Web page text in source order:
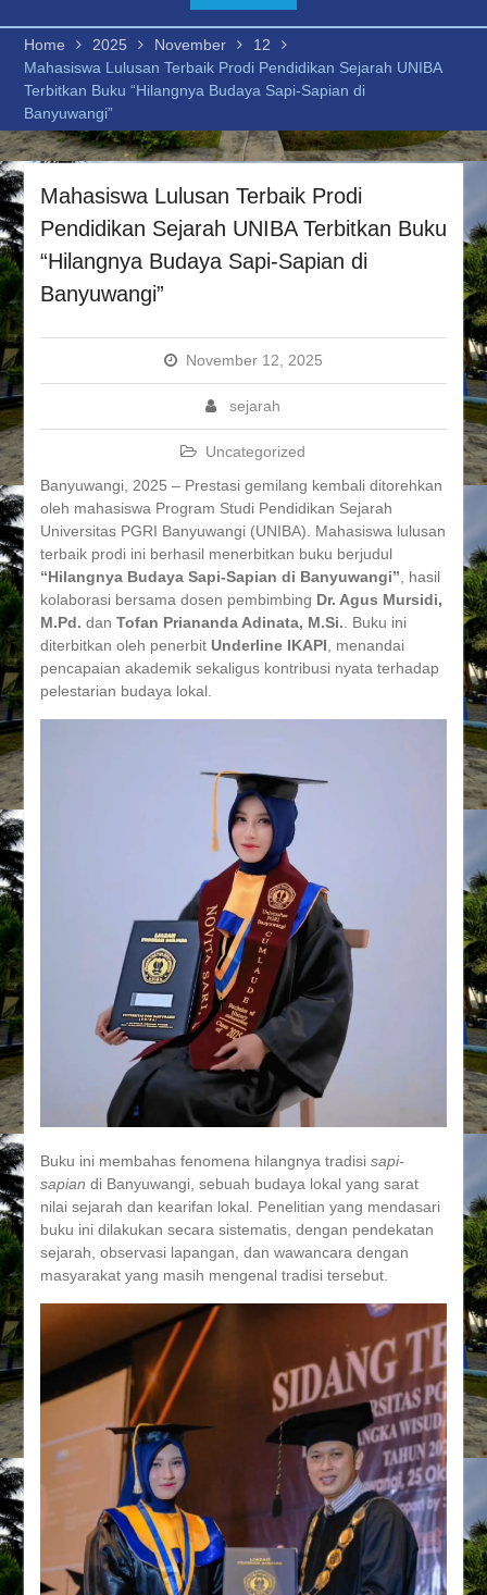
Prodi Pendidikan Sejarah
UNIBA Terbitkan Buku
“Hilangnya Budaya Sapi-
Sapian di Banyuwangi”
Mahasiswa Pendidikan
Sejarah Universitas PGRI
Banyuwangi Ikuti Seminar
UP Your Identity”Character
Building
Prestasi Gemilang:
Mahasiswa Pendidikan
Sejarah Raih IPK 3,84 dan
Ajak Generasi Muda kuliah
Seminar Kewirausahaan
Kerja Sama Prodi
Jalin Kolaborasi dengan
Bersama
Home 2025 November
12
Mahasiswa Lulusan Terbaik Prodi Pendidikan Sejarah UNIBA
Terbitkan Buku “Hilangnya Budaya Sapi-Sapian di
Banyuwangi”
Mahasiswa Lulusan Terbaik Prodi
Pendidikan Sejarah UNIBA Terbitkan Buku
“Hilangnya Budaya Sapi-Sapian di
Banyuwangi”
November 12, 2025
sejarah
Uncategorized
Banyuwangi, 2025 – Prestasi gemilang kembali ditorehkan
oleh mahasiswa Program Studi Pendidikan Sejarah
Universitas PGRI Banyuwangi (UNIBA). Mahasiswa lulusan
terbaik prodi ini berhasil menerbitkan buku berjudul
“Hilangnya Budaya Sapi-Sapian di Banyuwangi” , hasil
kolaborasi bersama dosen pembimbing Dr. Agus Mursidi,
M.Pd. dan Tofan Priananda Adinata, M.Si. . Buku ini
diterbitkan oleh penerbit Underline IKAPI , menandai
pencapaian akademik sekaligus kontribusi nyata terhadap
pelestarian budaya lokal.
Buku ini membahas fenomena hilangnya tradisi sapi-
sapian di Banyuwangi, sebuah budaya lokal yang sarat
nilai sejarah dan kearifan lokal. Penelitian yang mendasari
buku ini dilakukan secara sistematis, dengan pendekatan
sejarah, observasi lapangan, dan wawancara dengan
masyarakat yang masih mengenal tradisi tersebut.